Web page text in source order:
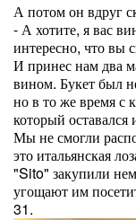
А потом он вдруг
- А хотите, я вас
интересно, что вы
И принес нам два
вином. Букет был
но в то же время с
который оставался
Мы не смогли
это итальянская
"Sito" закупили
угощают им
31.